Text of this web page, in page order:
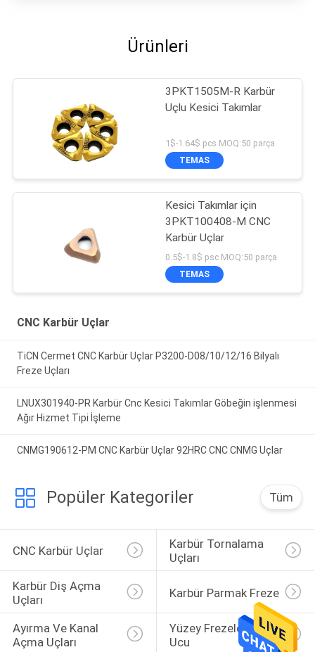
Ürünleri
3PKT1505M-R Karbür
Uçlu Kesici Takımlar
1$-1.64$ pcs MOQ:50 parça
TEMAS
Kesici Takımlar için
3PKT100408-M CNC
Karbür Uçlar
0.5$-1.8$ psc MOQ:50 parça
TEMAS
CNC Karbür Uçlar
TiCN Cermet CNC Karbür Uçlar P3200-D08/10/12/16 Bilyalı
Freze Uçları
LNUX301940-PR Karbür Cnc Kesici Takımlar Göbeğin işlenmesi
Ağır Hizmet Tipi İşleme
CNMG190612-PM CNC Karbür Uçlar 92HRC CNC CNMG Uçlar
Popüler Kategoriler Tüm
CNC Karbür Uçlar
Karbür Tornalama
Uçları
Karbür Diş Açma
Uçları
Karbür Parmak Freze
Ayırma Ve Kanal
Açma Uçları
Yüzey Frezeleme
Ucu